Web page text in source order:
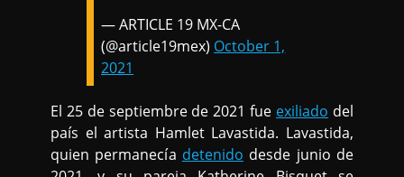
— ARTICLE 19 MX-CA
(@article19mex) October 1,
2021
El 25 de septiembre de 2021 fue exiliado del
país el artista Hamlet Lavastida. Lavastida,
quien permanecía detenido desde junio de